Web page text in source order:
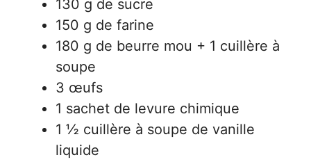
130 g de sucre
150 g de farine
180 g de beurre mou + 1 cuillère à
soupe
3 œufs
1 sachet de levure chimique
1 ½ cuillère à soupe de vanille
liquide